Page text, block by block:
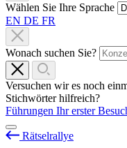
Wählen Sie Ihre Sprache
EN DE FR
Wonach suchen Sie?
Versuchen wir es noch
Stichwörter hilfreich?
Führungen Ihr erster
Rätselrallye